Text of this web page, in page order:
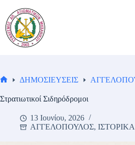
στο
περιεχόμενο
σελίδα
ΔΗΜΟΣΙΕΥΣΕΙΣ
Στρατιωτικοί Σιδηρόδρομοι
13 Ιουνίου, 2026
ΑΓΓΕΛΟΠΟΥΛΟΣ, ΙΣΤΟΡΙΚΑ